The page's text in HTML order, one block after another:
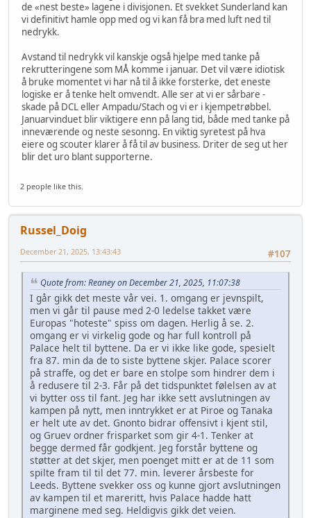
de «nest beste» lagene i divisjonen. Et svekket Sunderland kan
vi definitivt hamle opp med og vi kan få bra med luft ned til
nedrykk.
Avstand til nedrykk vil kanskje også hjelpe med tanke på
rekrutteringene som MÅ komme i januar. Det vil være idiotisk
å bruke momentet vi har nå til å ikke forsterke, det eneste
logiske er å tenke helt omvendt. Alle ser at vi er sårbare -
skade på DCL eller Ampadu/Stach og vi er i kjempetrøbbel.
Januarvinduet blir viktigere enn på lang tid, både med tanke på
inneværende og neste sesonng. En viktig syretest på hva
eiere og scouter klarer å få til av business. Driter de seg ut her
blir det uro blant supporterne.
2 people like this.
Russel_Doig
#107
December 21, 2025, 13:43:43
Quote from: Reaney on December 21, 2025, 11:07:38
I går gikk det meste vår vei. 1. omgang er jevnspilt,
men vi går til pause med 2-0 ledelse takket være
Europas "hoteste" spiss om dagen. Herlig å se. 2.
omgang er vi virkelig gode og har full kontroll på
Palace helt til byttene. Da er vi ikke like gode, spesielt
fra 87. min da de to siste byttene skjer. Palace scorer
på straffe, og det er bare en stolpe som hindrer dem i
å redusere til 2-3. Får på det tidspunktet følelsen av at
vi bytter oss til fant. Jeg har ikke sett avslutningen av
kampen på nytt, men inntrykket er at Piroe og Tanaka
er helt ute av det. Gnonto bidrar offensivt i kjent stil,
og Gruev ordner frisparket som gir 4-1. Tenker at
begge dermed får godkjent. Jeg forstår byttene og
støtter at det skjer, men poenget mitt er at de 11 som
spilte fram til til det 77. min. leverer årsbeste for
Leeds. Byttene svekker oss og kunne gjort avslutningen
av kampen til et mareritt, hvis Palace hadde hatt
marginene med seg. Heldigvis gikk det veien.